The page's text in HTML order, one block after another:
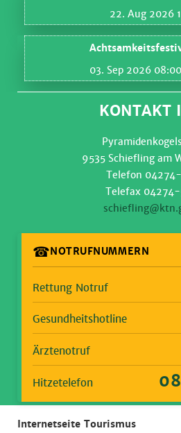
22. Aug 2026
03. Sep 2026 08:00
KONTAKT
9535 Schiefling am
Telefon
Telefax 04274-
☎NOTRUFNUMMERN
Rettung Notruf
Gesundheitshotline
Ärztenotruf
Hitzetelefon
Internetseite Tourismus